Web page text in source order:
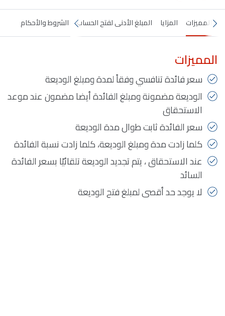
المميزات المزايا المبلغ الأدنى لفتح الحساب الشروط والأحكام
المميزات
سعر فائدة تنافسي وفقاً لمدة ومبلغ الوديعة
الوديعة مضمونة ومبلغ الفائدة أيضا مضمون عند موعد
الاستحقاق
سعر الفائدة ثابت طوال مدة الوديعة
كلما زادت مدة ومبلغ الوديعة، كلما زادت نسبة الفائدة
عند الاستحقاق ، يتم تجديد الوديعة تلقائيًا بسعر الفائدة
السائد
لا يوجد حد أقصى لمبلغ فتح الوديعة